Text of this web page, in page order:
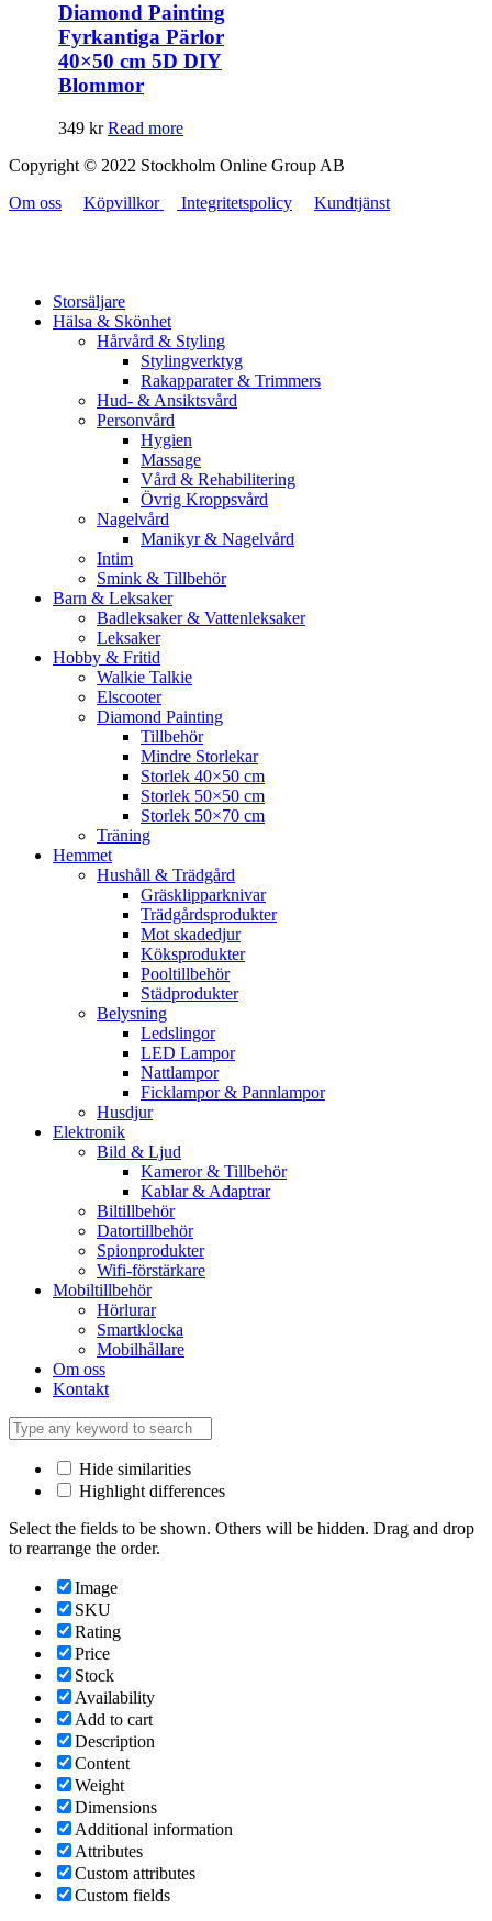
Diamond Painting
Fyrkantiga Pärlor
40×50 cm 5D DIY
Blommor
349 kr Read more
Copyright © 2022 Stockholm Online Group AB
Om oss
Köpvillkor Integritetspolicy Kundtjänst
Storsäljare
Hälsa & Skönhet
Hårvård & Styling
Stylingverktyg
Rakapparater & Trimmers
Hud- & Ansiktsvård
Personvård
Hygien
Massage
Vård & Rehabilitering
Övrig Kroppsvård
Nagelvård
Manikyr & Nagelvård
Intim
Smink & Tillbehör
Barn & Leksaker
Badleksaker & Vattenleksaker
Leksaker
Hobby & Fritid
Walkie Talkie
Elscooter
Diamond Painting
Tillbehör
Mindre Storlekar
Storlek 40×50 cm
Storlek 50×50 cm
Storlek 50×70 cm
Träning
Hemmet
Hushåll & Trädgård
Gräsklipparknivar
Trädgårdsprodukter
Mot skadedjur
Köksprodukter
Pooltillbehör
Städprodukter
Belysning
Ledslingor
LED Lampor
Nattlampor
Ficklampor & Pannlampor
Husdjur
Elektronik
Bild & Ljud
Kameror & Tillbehör
Kablar & Adaptrar
Biltillbehör
Datortillbehör
Spionprodukter
Wifi-förstärkare
Mobiltillbehör
Hörlurar
Smartklocka
Mobilhållare
Om oss
Kontakt
Hide similarities
Highlight differences
Select the fields to be shown. Others will be hidden. Drag and drop
to rearrange the order.
Image
SKU
Rating
Price
Stock
Availability
Add to cart
Description
Content
Weight
Dimensions
Additional information
Attributes
Custom attributes
Custom fields